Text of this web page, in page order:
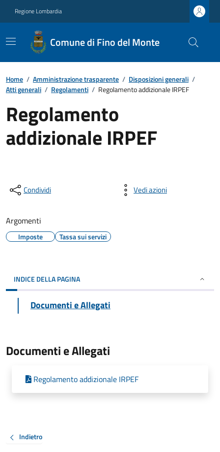
Regione Lombardia
Comune di Fino del Monte
Home / Amministrazione trasparente / Disposizioni generali /
Atti generali / Regolamenti / Regolamento addizionale IRPEF
Regolamento
addizionale IRPEF
Condividi Vedi azioni
Argomenti
Imposte Tassa sui servizi
INDICE DELLA PAGINA
Documenti e Allegati
Documenti e Allegati
Regolamento addizionale IRPEF
Indietro